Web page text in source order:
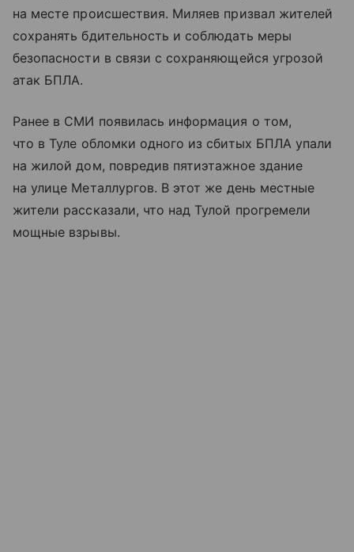
на месте происшествия. Миляев призвал жителей
сохранять бдительность и соблюдать меры
безопасности в связи с сохраняющейся угрозой
атак БПЛА.
Ранее в СМИ появилась информация о том,
что в Туле обломки одного из сбитых БПЛА упали
на жилой дом, повредив пятиэтажное здание
на улице Металлургов. В этот же день местные
жители рассказали, что над Тулой прогремели
мощные взрывы.